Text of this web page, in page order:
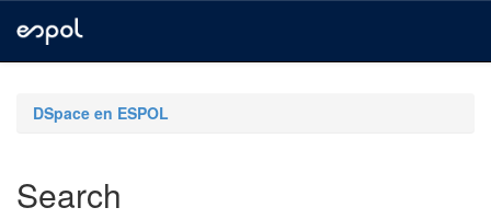
navigationDSpace en ESPOL
Search